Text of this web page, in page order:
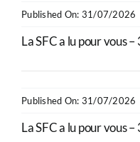
Published On: 31/07/2026
La SFC a lu pour vous
Published On: 31/07/2026
La SFC a lu pour vous